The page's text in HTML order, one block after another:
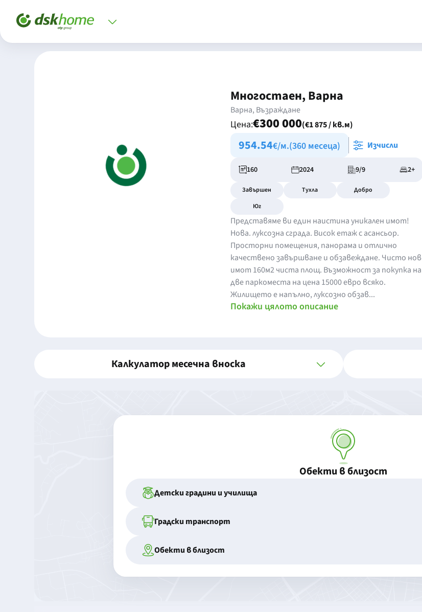
Многостаен, Варна
Варна, Възраждане
Цена:€300 000(€1 875 / кв.м)
954.54€/м.(360 месеца) Изчисли
160 2024 9/9 2+
Завършен Тухла
Добро
Юг
Представяме ви един наистина уникален имот!
Нова. луксозна сграда. Висок етаж с асансьор.
Просторни помещения, панорама и отлично
качествено завършване и обзавеждане. Чисто нов
имот 160м2 чиста площ. Възможност за покупка на
две паркоместа на цена 15000 евро всяко.
Жилището е напълно, луксозно обзав...
Покажи цялото описание
Калкулатор месечна вноска
Обекти в близост
Детски градини и училища
Градски транспорт
Обекти в близост